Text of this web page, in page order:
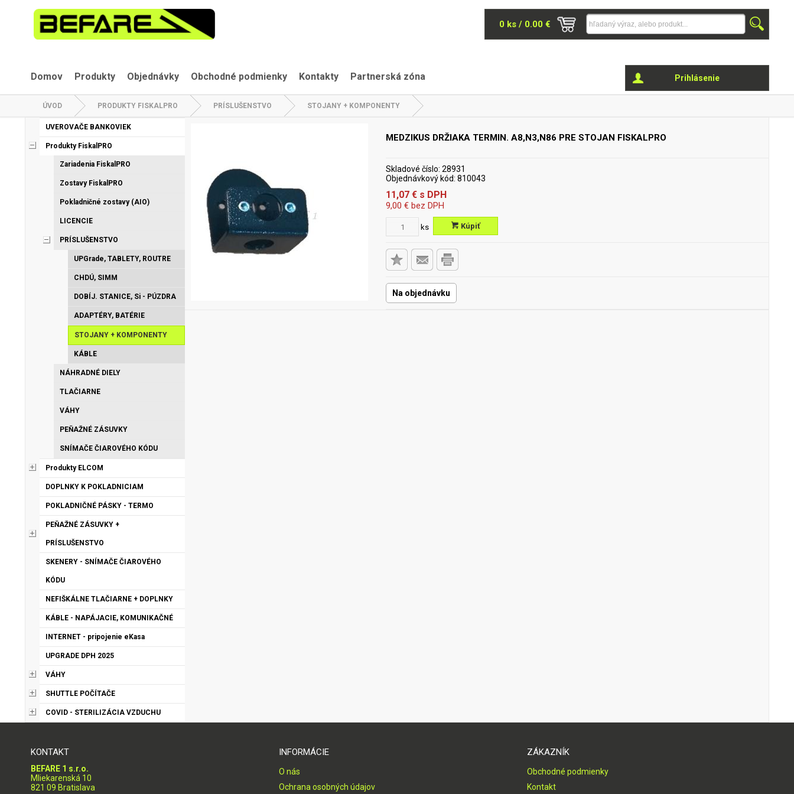
0 ks / 0.00 €
Domov Produkty Objednávky Obchodné podmienky Kontakty Partnerská zóna Prihlásenie
ÚVOD PRODUKTY FISKALPRO PRÍSLUŠENSTVO STOJANY + KOMPONENTY
UVEROVAČE BANKOVIEK
Produkty FiskalPRO
Zariadenia FiskalPRO
Zostavy FiskalPRO
Pokladničné zostavy (AIO)
LICENCIE
PRÍSLUŠENSTVO
UPGrade, TABLETY, ROUTRE
CHDÚ, SIMM
DOBÍJ. STANICE, Si - PÚZDRA
ADAPTÉRY, BATÉRIE
STOJANY + KOMPONENTY
KÁBLE
NÁHRADNÉ DIELY
TLAČIARNE
VÁHY
PEŇAŽNÉ ZÁSUVKY
SNÍMAČE ČIAROVÉHO KÓDU
Produkty ELCOM
DOPLNKY K POKLADNICIAM
POKLADNIČNÉ PÁSKY - TERMO
PEŇAŽNÉ ZÁSUVKY +
PRÍSLUŠENSTVO
SKENERY - SNÍMAČE ČIAROVÉHO
KÓDU
NEFIŠKÁLNE TLAČIARNE + DOPLNKY
KÁBLE - NAPÁJACIE, KOMUNIKAČNÉ
INTERNET - pripojenie eKasa
UPGRADE DPH 2025
VÁHY
SHUTTLE POČÍTAČE
COVID - STERILIZÁCIA VZDUCHU
MEDZIKUS DRŽIAKA TERMIN. A8,N3,N86 PRE STOJAN FISKALPRO
Skladové číslo: 28931
Objednávkový kód: 810043
11,07 € s DPH
9,00 € bez DPH
ks Kúpiť
Na objednávku
KONTAKT
BEFARE 1 s.r.o.
Mliekarenská 10
821 09 Bratislava
INFORMÁCIE
O nás
Ochrana osobných údajov
ZÁKAZNÍK
Obchodné podmienky
Kontakt